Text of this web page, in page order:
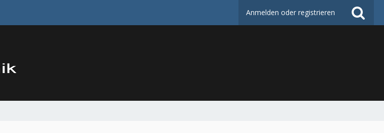
Anmelden oder registrieren